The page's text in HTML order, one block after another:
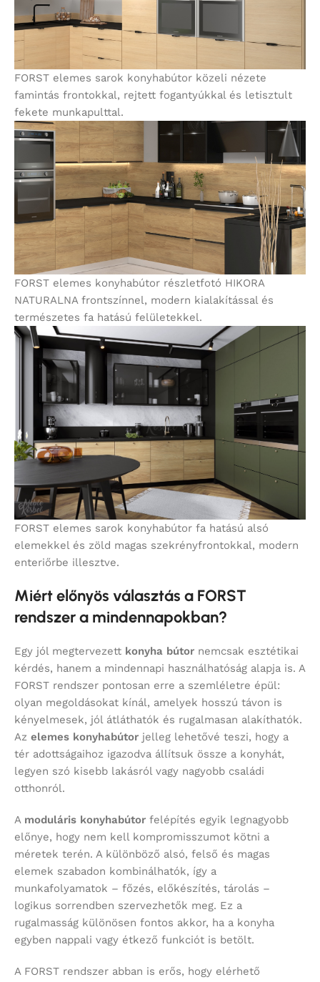
FORST elemes sarok konyhabútor közeli nézete
famintás frontokkal, rejtett fogantyúkkal és letisztult
fekete munkapulttal.
FORST elemes konyhabútor részletfotó HIKORA
NATURALNA frontszínnel, modern kialakítással és
természetes fa hatású felületekkel.
FORST elemes sarok konyhabútor fa hatású alsó
elemekkel és zöld magas szekrényfrontokkal, modern
enteriőrbe illesztve.
Miért előnyös választás a FORST
rendszer a mindennapokban?
Egy jól megtervezett konyha bútor nemcsak esztétikai
kérdés, hanem a mindennapi használhatóság alapja is. A
FORST rendszer pontosan erre a szemléletre épül:
olyan megoldásokat kínál, amelyek hosszú távon is
kényelmesek, jól átláthatók és rugalmasan alakíthatók.
Az elemes konyhabútor jelleg lehetővé teszi, hogy a
tér adottságaihoz igazodva állítsuk össze a konyhát,
legyen szó kisebb lakásról vagy nagyobb családi
otthonról.
A moduláris konyhabútor felépítés egyik legnagyobb
előnye, hogy nem kell kompromisszumot kötni a
méretek terén. A különböző alsó, felső és magas
elemek szabadon kombinálhatók, így a
munkafolyamatok – főzés, előkészítés, tárolás –
logikus sorrendben szervezhetők meg. Ez a
rugalmasság különösen fontos akkor, ha a konyha
egyben nappali vagy étkező funkciót is betölt.
A FORST rendszer abban is erős, hogy elérhető